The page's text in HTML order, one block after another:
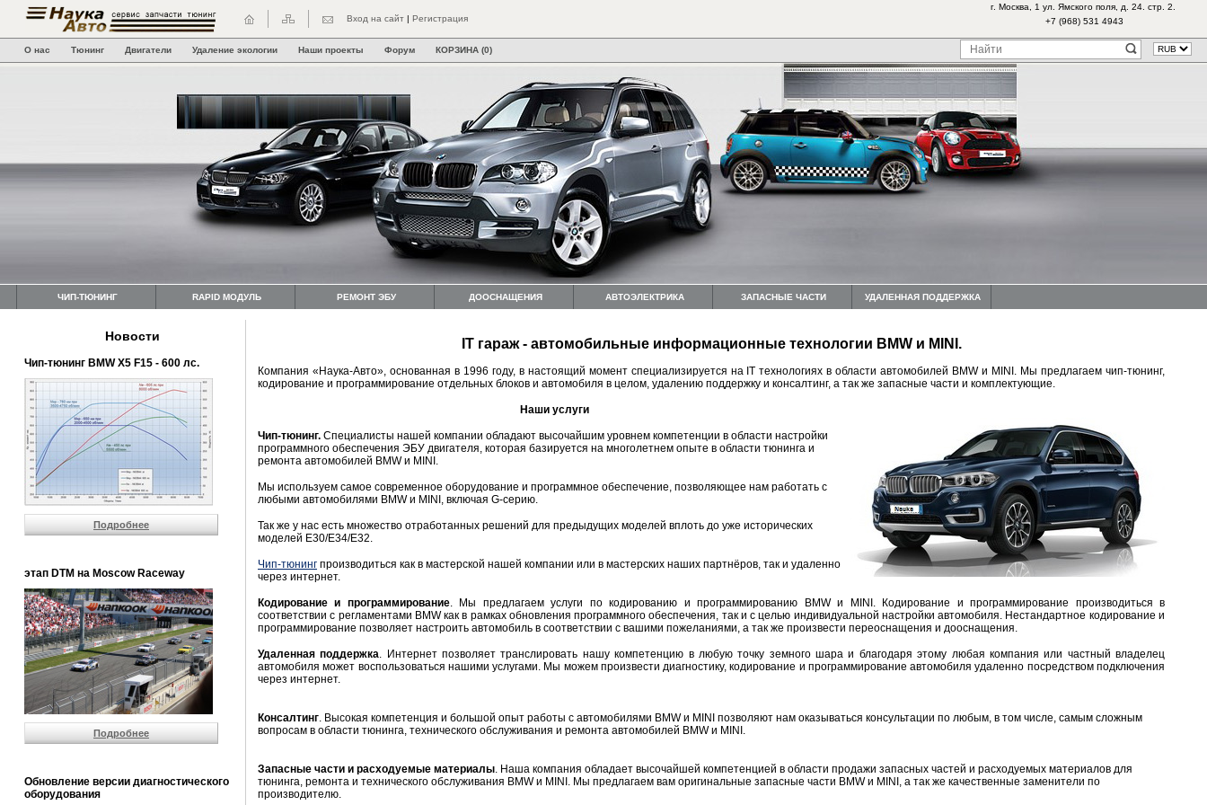
Вход на сайт | Регистрация
г. Москва, 1 ул. Ямского поля, д. 24. стр. 2.
+7 (968) 531 4943
О нас Тюнинг Двигатели Удаление экологии Наши проекты Форум КОРЗИНА (0)
ЧИП-ТЮНИНГ RAPID МОДУЛЬ РЕМОНТ ЭБУ ДООСНАЩЕНИЯ АВТОЭЛЕКТРИКА ЗАПАСНЫЕ ЧАСТИ УДАЛЕННАЯ ПОДДЕРЖКА
Новости
Чип-тюнинг BMW Х5 F15 - 600 лс.
Подробнее
этап DTM на Moscow Raceway
Подробнее
Обновление версии диагностического
оборудования
IT гараж - автомобильные информационные технологии BMW и MINI.
Компания «Наука-Авто», основанная в 1996 году, в настоящий момент специализируется на IT технологиях в области автомобилей BMW и MINI. Мы предлагаем чип-тюнинг,
кодирование и программирование отдельных блоков и автомобиля в целом, удалению поддержку и консалтинг, а так же запасные части и комплектующие.
Наши услуги
Чип-тюнинг. Специалисты нашей компании обладают высочайшим уровнем компетенции в области настройки
программного обеспечения ЭБУ двигателя, которая базируется на многолетнем опыте в области тюнинга и
ремонта автомобилей BMW и MINI.
Мы используем самое современное оборудование и программное обеспечение, позволяющее нам работать с
любыми автомобилями BMW и MINI, включая G-серию.
Так же у нас есть множество отработанных решений для предыдущих моделей вплоть до уже исторических
моделей Е30/Е34/E32.
Чип-тюнинг производиться как в мастерской нашей компании или в мастерских наших партнёров, так и удаленно
через интернет.
Кодирование и программирование. Мы предлагаем услуги по кодированию и программированию BMW и MINI. Кодирование и программирование производиться в
соответствии с регламентами BMW как в рамках обновления программного обеспечения, так и с целью индивидуальной настройки автомобиля. Нестандартное кодирование и
программирование позволяет настроить автомобиль в соответствии с вашими пожеланиями, а так же произвести переоснащения и дооснащения.
Удаленная поддержка. Интернет позволяет транслировать нашу компетенцию в любую точку земного шара и благодаря этому любая компания или частный владелец
автомобиля может воспользоваться нашими услугами. Мы можем произвести диагностику, кодирование и программирование автомобиля удаленно посредством подключения
через интернет.
Консалтинг. Высокая компетенция и большой опыт работы с автомобилями BMW и MINI позволяют нам оказываться консультации по любым, в том числе, самым сложным
вопросам в области тюнинга, технического обслуживания и ремонта автомобилей BMW и MINI.
Запасные части и расходуемые материалы. Наша компания обладает высочайшей компетенцией в области продажи запасных частей и расходуемых материалов для
тюнинга, ремонта и технического обслуживания BMW и MINI. Мы предлагаем вам оригинальные запасные части BMW и MINI, а так же качественные заменители по
производителю.